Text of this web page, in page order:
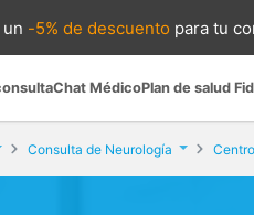
un -5% de descuento para tu
Chat MédicoPlan de salud
Consulta de Neurología